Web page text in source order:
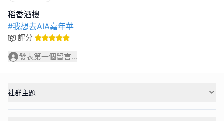
#我想去AIA嘉年華
評分
發表第一個留言...
社群主題